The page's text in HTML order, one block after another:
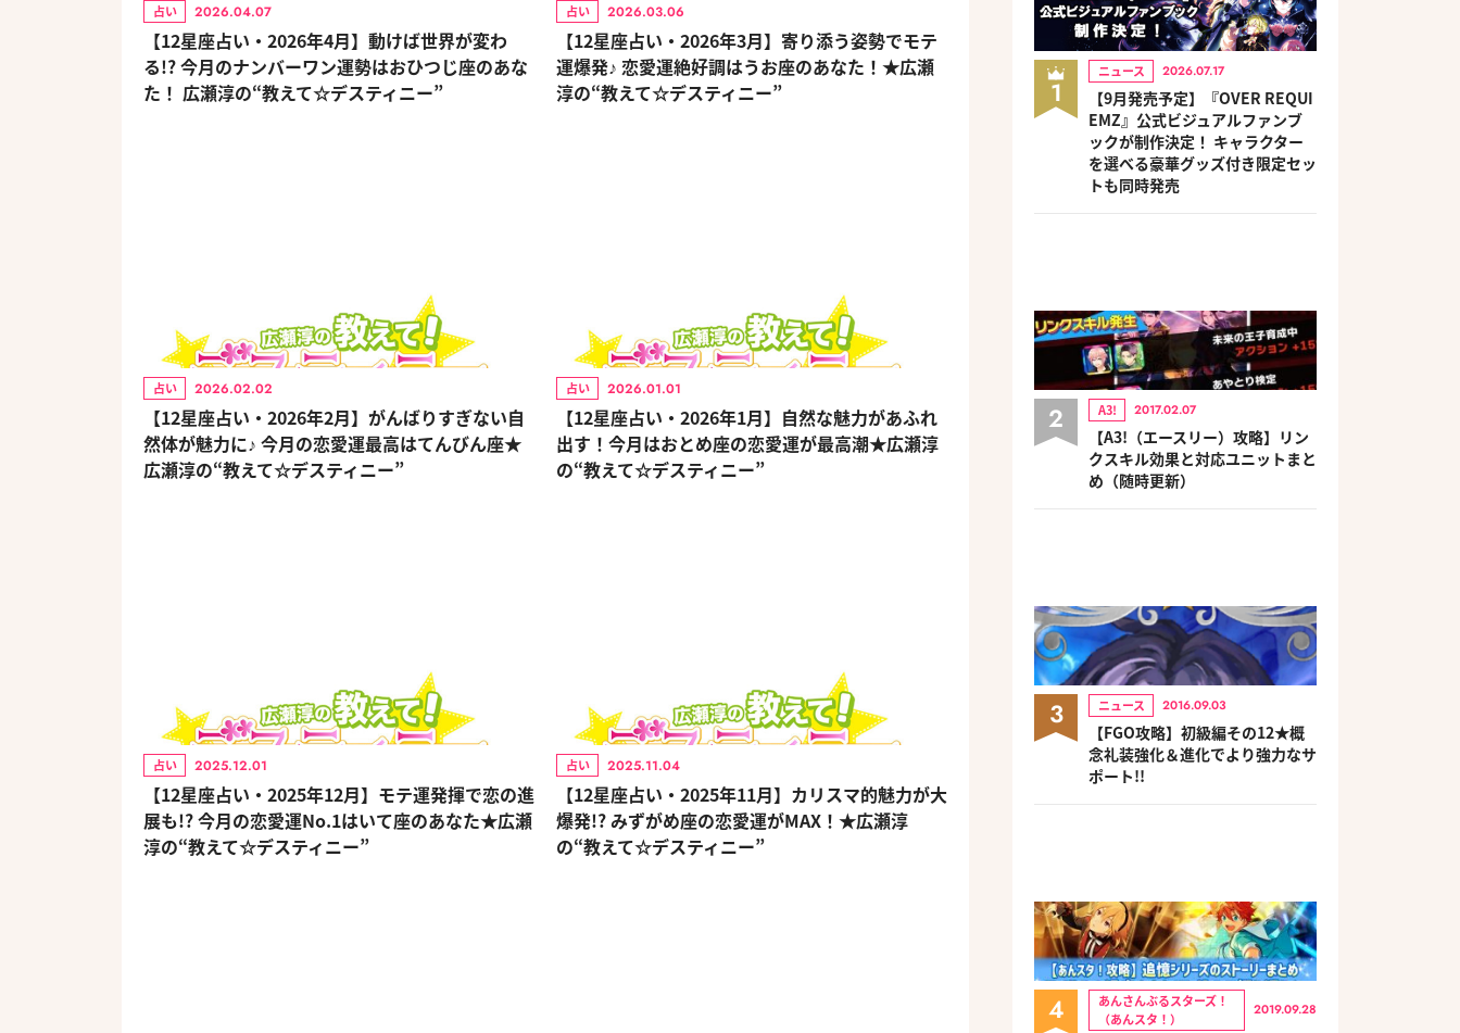
占い 2026.04.07
【12星座占い・2026年4月】動けば世界が変わ
る!? 今月のナンバーワン運勢はおひつじ座のあな
た！ 広瀬淳の“教えて☆デスティニー”
占い 2026.03.06
【12星座占い・2026年3月】寄り添う姿勢でモテ
運爆発♪ 恋愛運絶好調はうお座のあなた！★広瀬
淳の“教えて☆デスティニー”
占い 2026.02.02
【12星座占い・2026年2月】がんばりすぎない自
然体が魅力に♪ 今月の恋愛運最高はてんびん座★
広瀬淳の“教えて☆デスティニー”
占い 2026.01.01
【12星座占い・2026年1月】自然な魅力があふれ
出す！今月はおとめ座の恋愛運が最高潮★広瀬淳
の“教えて☆デスティニー”
占い 2025.12.01
【12星座占い・2025年12月】モテ運発揮で恋の進
展も!? 今月の恋愛運No.1はいて座のあなた★広瀬
淳の“教えて☆デスティニー”
占い 2025.11.04
【12星座占い・2025年11月】カリスマ的魅力が大
爆発!? みずがめ座の恋愛運がMAX！★広瀬淳
の“教えて☆デスティニー”
1
ニュース 2026.07.17
【9月発売予定】『OVER REQUI
EMZ』公式ビジュアルファンブ
ックが制作決定！ キャラクター
を選べる豪華グッズ付き限定セッ
トも同時発売
2 A3! 2017.02.07
【A3!（エースリー）攻略】リン
クスキル効果と対応ユニットまと
め（随時更新）
3 ニュース 2016.09.03
【FGO攻略】初級編その12★概
念礼装強化＆進化でより強力なサ
ポート!!
4
あんさんぶるスターズ！
（あんスタ！）
2019.09.28